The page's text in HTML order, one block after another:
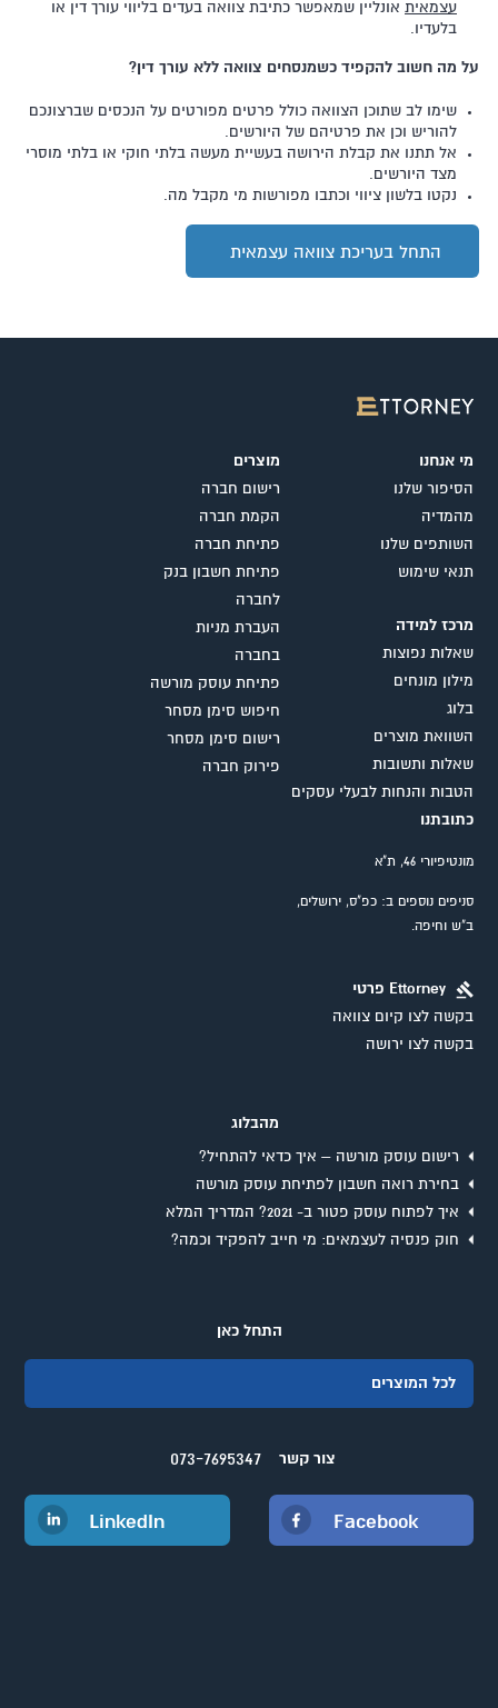
עצמאית אונליין שמאפשר כתיבת צוואה בעדים בליווי עורך דין או
בלעדיו.
על מה חשוב להקפיד כשמנסחים צוואה ללא עורך דין?
שימו לב שתוכן הצוואה כולל פרטים מפורטים על הנכסים שברצונכם
להוריש וכן את פרטיהם של היורשים.
אל תתנו את קבלת הירושה בעשיית מעשה בלתי חוקי או בלתי מוסרי
מצד היורשים.
נקטו בלשון ציווי וכתבו מפורשות מי מקבל מה.
התחל בעריכת צוואה עצמאית
מי אנחנו
הסיפור שלנו
מהמדיה
השותפים שלנו
תנאי שימוש
מרכז למידה
שאלות נפוצות
מילון מונחים
בלוג
השוואת מוצרים
שאלות ותשובות
הטבות והנחות לבעלי עסקים
כתובתנו
מונטיפיורי 46, ת"א
סניפים נוספים ב: כפ"ס, ירושלים,
ב"ש וחיפה.
מוצרים
רישום חברה
הקמת חברה
פתיחת חברה
פתיחת חשבון בנק
לחברה
העברת מניות
בחברה
פתיחת עוסק מורשה
חיפוש סימן מסחר
רישום סימן מסחר
פירוק חברה
Ettorney פרטי
בקשה לצו קיום צוואה
בקשה לצו ירושה
מהבלוג
רישום עוסק מורשה – איך כדאי להתחיל?
בחירת רואה חשבון לפתיחת עוסק מורשה
איך לפתוח עוסק פטור ב- 2021? המדריך המלא
חוק פנסיה לעצמאים: מי חייב להפקיד וכמה?
התחל כאן
לכל המוצרים
צור קשר 073-7695347
Facebook
LinkedIn